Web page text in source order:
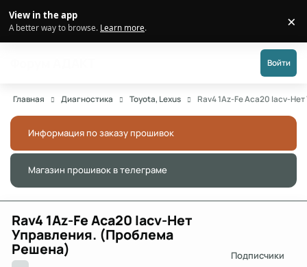
View in the app
A better way to browse. Learn more. ×
Войти
Главная Диагностика Toyota, Lexus Rav4 1Az-Fe Аса20 Iacv-
Информация по заказу прошивок
Магазин прошивок в телеграме
Rav4 1Az-Fe Аса20 Iacv-Нет
Управления. (Проблема
Решена) Подписчики